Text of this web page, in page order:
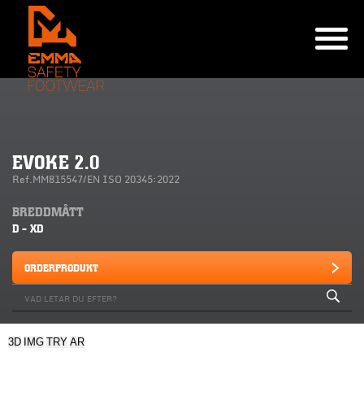
EVOKE 2.0
Ref.MM815547/EN ISO 20345:2022
BREDDMÅTT
D - XD
ORDERPRODUKT
3D IMG TRY AR